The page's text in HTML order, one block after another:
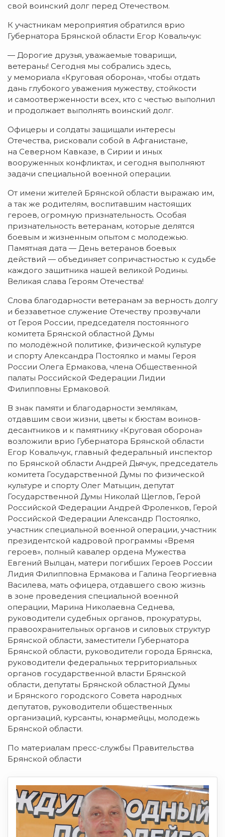
свой воинский долг перед Отечеством.
К участникам мероприятия обратился врио
Губернатора Брянской области Егор Ковальчук:
— Дорогие друзья, уважаемые товарищи,
ветераны! Сегодня мы собрались здесь,
у мемориала «Круговая оборона», чтобы отдать
дань глубокого уважения мужеству, стойкости
и самоотверженности всех, кто с честью выполнил
и продолжает выполнять воинский долг.
Офицеры и солдаты защищали интересы
Отечества, рисковали собой в Афганистане,
на Северном Кавказе, в Сирии и иных
вооруженных конфликтах, и сегодня выполняют
задачи специальной военной операции.
От имени жителей Брянской области выражаю им,
а так же родителям, воспитавшим настоящих
героев, огромную признательность. Особая
признательность ветеранам, которые делятся
боевым и жизненным опытом с молодежью.
Памятная дата — День ветеранов боевых
действий — объединяет сопричастностью к судьбе
каждого защитника нашей великой Родины.
Великая слава Героям Отечества!
Слова благодарности ветеранам за верность долгу
и беззаветное служение Отечеству прозвучали
от Героя России, председателя постоянного
комитета Брянской областной Думы
по молодёжной политике, физической культуре
и спорту Александра Постоялко и мамы Героя
России Олега Ермакова, члена Общественной
палаты Российской Федерации Лидии
Филипповны Ермаковой.
В знак памяти и благодарности землякам,
отдавшим свои жизни, цветы к бюстам воинов-
десантников и к памятнику «Круговая оборона»
возложили врио Губернатора Брянской области
Егор Ковальчук, главный федеральный инспектор
по Брянской области Андрей Дьячук, председатель
комитета Государственной Думы по физической
культуре и спорту Олег Матыцин, депутат
Государственной Думы Николай Щеглов, Герой
Российской Федерации Андрей Фроленков, Герой
Российской Федерации Александр Постоялко,
участник специальной военной операции, участник
президентской кадровой программы «Время
героев», полный кавалер ордена Мужества
Евгений Вылцан, матери погибших Героев России
Лидия Филипповна Ермакова и Галина Георгиевна
Василева, мать офицера, отдавшего свою жизнь
в зоне проведения специальной военной
операции, Марина Николаевна Седнева,
руководители судебных органов, прокуратуры,
правоохранительных органов и силовых структур
Брянской области, заместители Губернатора
Брянской области, руководители города Брянска,
руководители федеральных территориальных
органов государственной власти Брянской
области, депутаты Брянской областной Думы
и Брянского городского Совета народных
депутатов, руководители общественных
организаций, курсанты, юнармейцы, молодежь
Брянской области.
По материалам пресс-службы Правительства
Брянской области